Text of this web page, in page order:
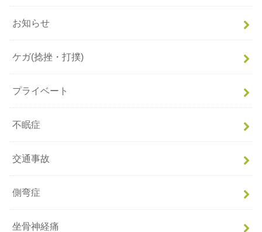
お知らせ
ケガ(捻挫・打撲)
プライベート
不眠症
交通事故
側弯症
坐骨神経痛